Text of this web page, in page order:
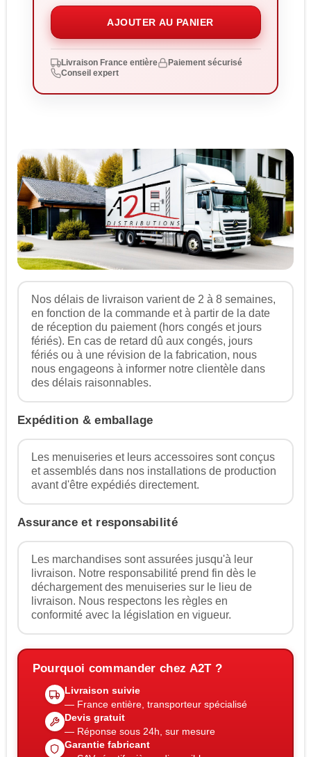
AJOUTER AU PANIER
Livraison France entière
Paiement sécurisé
Conseil expert
Nos délais de livraison varient de 2 à 8 semaines,
en fonction de la commande et à partir de la date
de réception du paiement (hors congés et jours
fériés). En cas de retard dû aux congés, jours
fériés ou à une révision de la fabrication, nous
nous engageons à informer notre clientèle dans
des délais raisonnables.
Expédition & emballage
Les menuiseries et leurs accessoires sont conçus
et assemblés dans nos installations de production
avant d'être expédiés directement.
Assurance et responsabilité
Les marchandises sont assurées jusqu'à leur
livraison. Notre responsabilité prend fin dès le
déchargement des menuiseries sur le lieu de
livraison. Nous respectons les règles en
conformité avec la législation en vigueur.
Pourquoi commander chez A2T ?
Livraison suivie
— France entière, transporteur spécialisé
Devis gratuit
— Réponse sous 24h, sur mesure
Garantie fabricant